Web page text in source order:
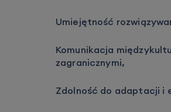
Umiejętność
Komunikacja
zagranicznymi,
Zdolność do adaptacji i